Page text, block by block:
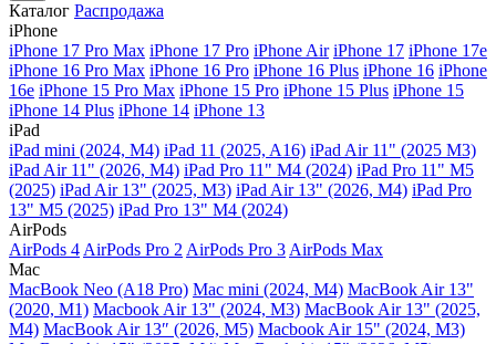
Каталог Распродажа
iPhone
iPhone 17 Pro Max iPhone 17 Pro iPhone Air iPhone 17 iPhone 17e
iPhone 16 Pro Max iPhone 16 Pro iPhone 16 Plus iPhone 16 iPhone
16e iPhone 15 Pro Max iPhone 15 Pro iPhone 15 Plus iPhone 15
iPhone 14 Plus iPhone 14 iPhone 13
iPad
iPad mini (2024, M4) iPad 11 (2025, A16) iPad Air 11" (2025 M3)
iPad Air 11" (2026, M4) iPad Pro 11" M4 (2024) iPad Pro 11" M5
(2025) iPad Air 13" (2025, M3) iPad Air 13" (2026, M4) iPad Pro
13" M5 (2025) iPad Pro 13" M4 (2024)
AirPods
AirPods 4 AirPods Pro 2 AirPods Pro 3 AirPods Max
Mac
MacBook Neo (A18 Pro) Mac mini (2024, M4) MacBook Air 13"
(2020, M1) Macbook Air 13" (2024, M3) MacBook Air 13" (2025,
M4) MacBook Air 13″ (2026, M5) Macbook Air 15" (2024, M3)